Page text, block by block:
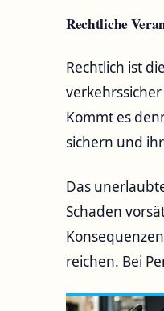
Rechtliche
Rechtlich ist
Kommt es
sichern und
Das
Schaden
reichen. Bei